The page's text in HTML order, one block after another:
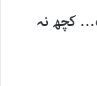
کچھ نہ